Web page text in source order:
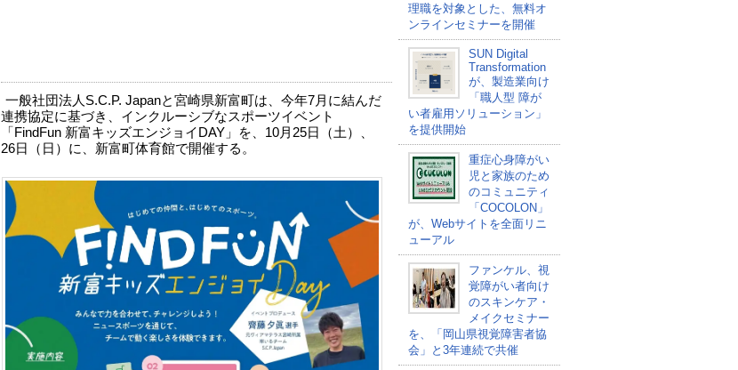
一般社団法人S.C.P. Japanと宮崎県新富町は、今年7月に結んだ
連携協定に基づき、インクルーシブなスポーツイベント
「FindFun 新富キッズエンジョイDAY」を、10月25日（土）、
26日（日）に、新富町体育館で開催する。
理職を対象とした、無料オ
ンラインセミナーを開催
SUN Digital
Transformation
が、製造業向け
「職人型 障が
い者雇用ソリューション」
を提供開始
重症心身障がい
児と家族のため
のコミュニティ
「COCOLON」
が、Webサイトを全面リニ
ューアル
ファンケル、視
覚障がい者向け
のスキンケア・
メイクセミナー
を、「岡山県視覚障害者協
会」と3年連続で共催